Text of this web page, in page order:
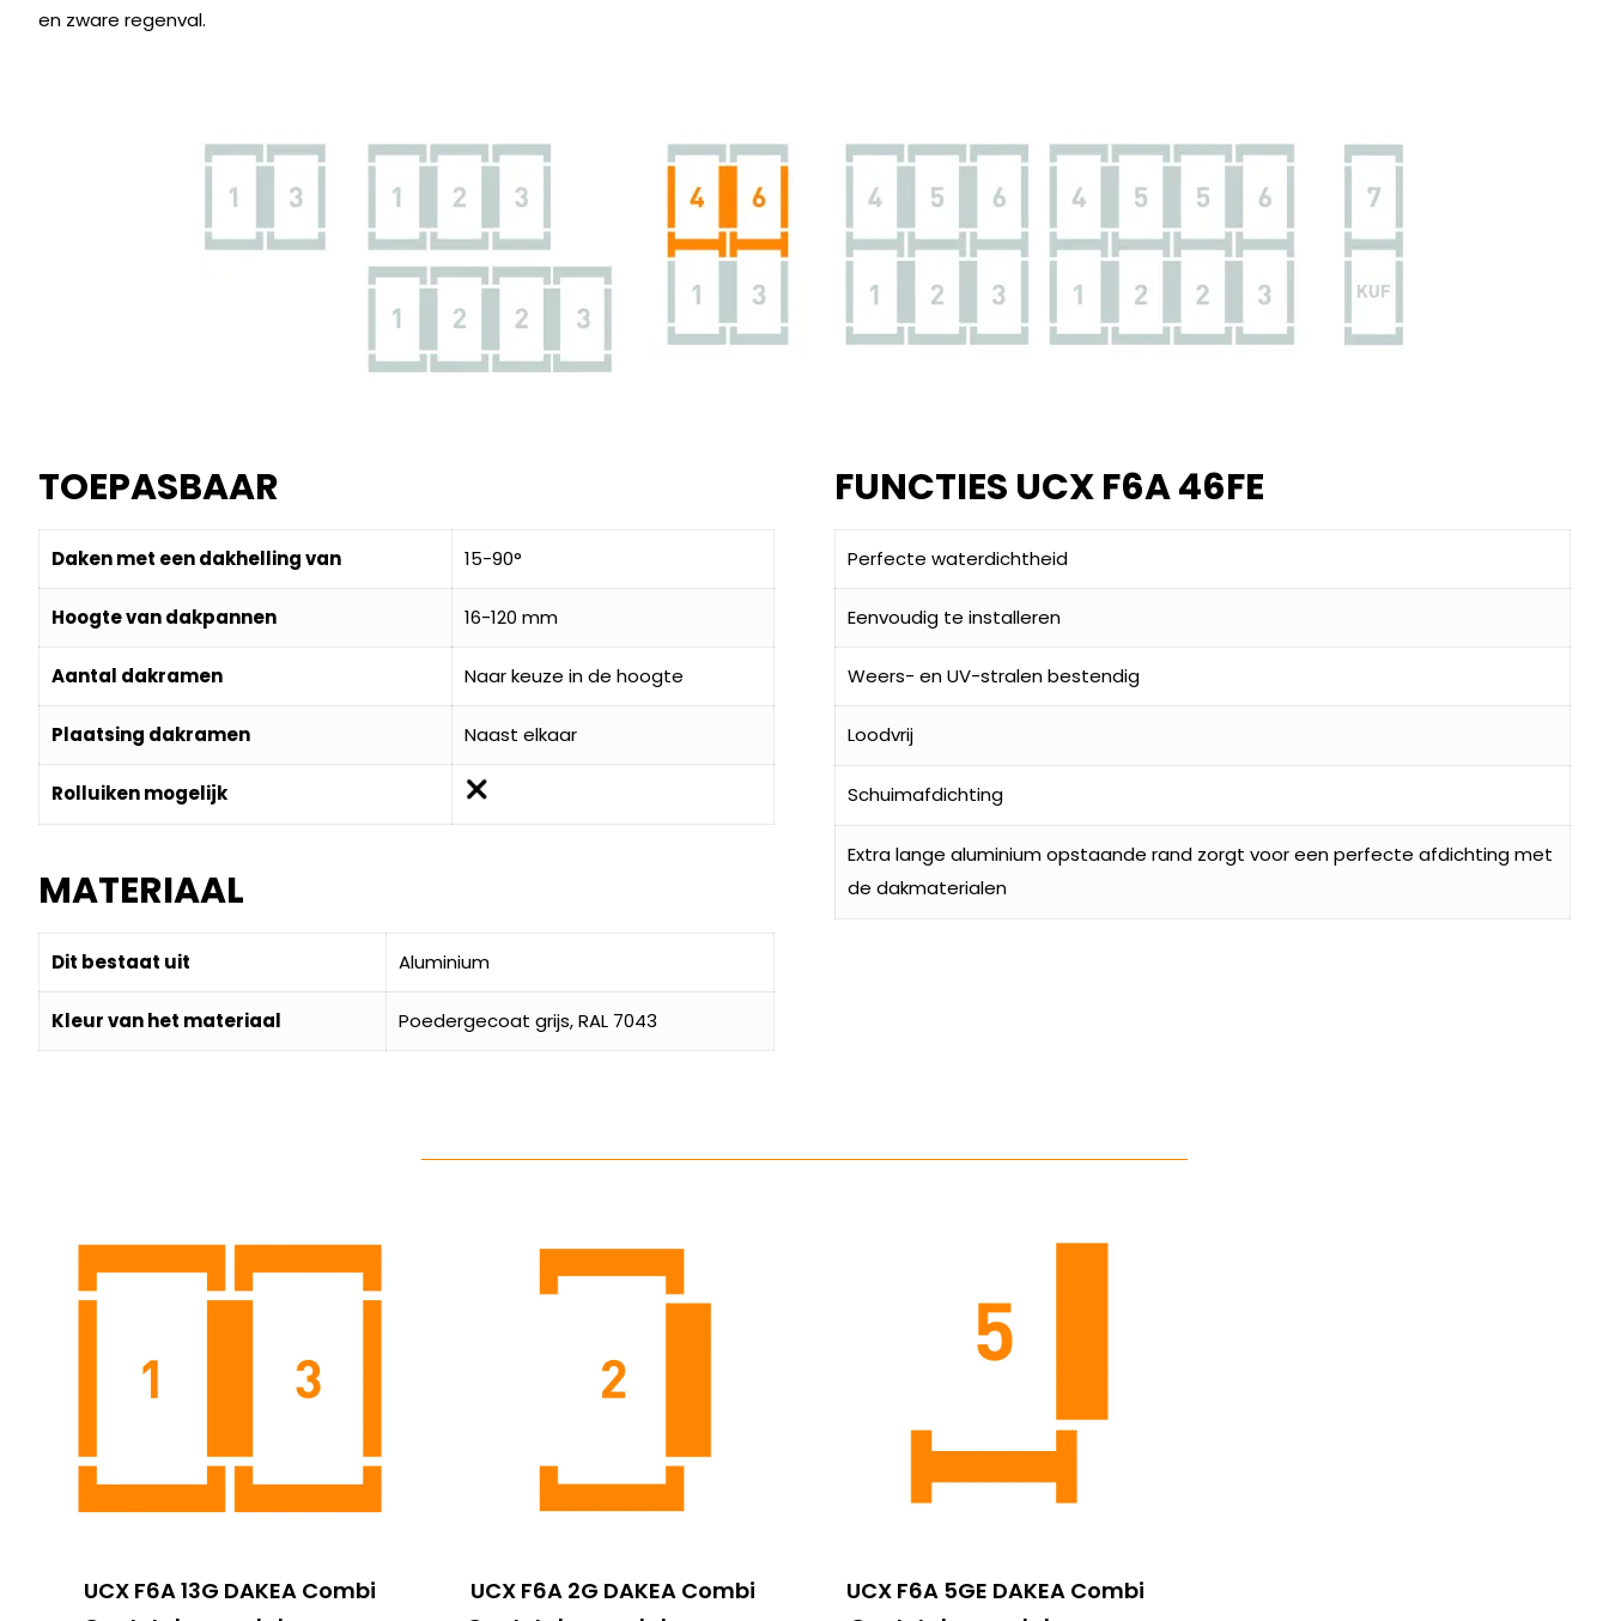
en zware regenval.
TOEPASBAAR
Daken met een dakhelling van 15-90°
Hoogte van dakpannen 16-120 mm
Aantal dakramen Naar keuze in de hoogte
Plaatsing dakramen Naast elkaar
Rolluiken mogelijk
MATERIAAL
Dit bestaat uit Aluminium
Kleur van het materiaal Poedergecoat grijs, RAL 7043
FUNCTIES UCX F6A 46FE
Perfecte waterdichtheid
Eenvoudig te installeren
Weers- en UV-stralen bestendig
Loodvrij
Schuimafdichting
Extra lange aluminium opstaande rand zorgt voor een perfecte afdichting met
de dakmaterialen
UCX F6A 13G DAKEA Combi
UCX F6A 2G DAKEA Combi
UCX F6A 5GE DAKEA Combi